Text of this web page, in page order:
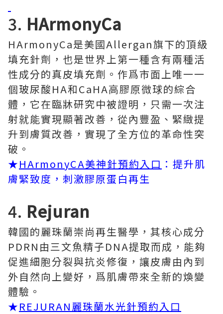
3. HArmonyCa
HArmonyCa是美國Allergan旗下的頂級
填充針劑，也是世界上第一種含有兩種活
性成分的真皮填充劑。作爲市面上唯一一
個玻尿酸HA和CaHA高膠原微球的綜合
體，它在臨牀研究中被證明，只需一次注
射就能實現顯著改善，從內豐盈、緊緻提
升到膚質改善，實現了全方位的革命性突
破。
★HArmonyCA美神針預約入口 ：提升肌
膚緊致度，刺激膠原蛋白再生
4. Rejuran
韓國的麗珠蘭崇尚再生醫學，其核心成分
PDRN由三文魚精子DNA提取而成，能夠
促進細胞分裂與抗炎修復，讓皮膚由內到
外自然向上變好，爲肌膚帶來全新的煥變
體驗。
★REJURAN麗珠蘭水光針預約入口